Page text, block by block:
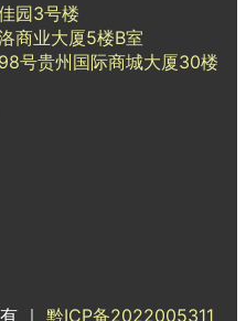
园3号楼
商业大厦5楼B室
号贵州国际商城大厦30楼
｜ 黔ICP备2022005311